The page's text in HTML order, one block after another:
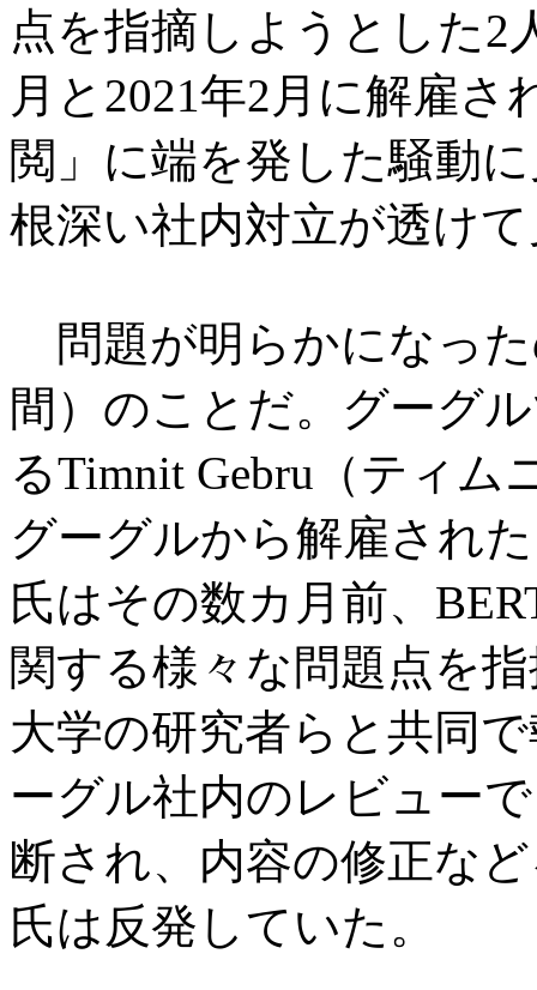
点を指摘しようとした2
月と2021年2月に解雇
閲」に端を発した騒動
根深い社内対立が透け
問題が明らかになった
間）のことだ。グーグ
るTimnit Gebru（ティム
グーグルから解雇され
氏はその数カ月前、
関する様々な問題点を
大学の研究者らと共同
ーグル社内のレビュー
断され、内容の修正な
氏は反発していた。